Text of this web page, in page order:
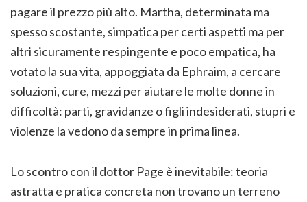
pagare il prezzo più alto. Martha, determinata ma
spesso scostante, simpatica per certi aspetti ma per
altri sicuramente respingente e poco empatica, ha
votato la sua vita, appoggiata da Ephraim, a cercare
soluzioni, cure, mezzi per aiutare le molte donne in
difficoltà: parti, gravidanze o figli indesiderati, stupri e
violenze la vedono da sempre in prima linea.
Lo scontro con il dottor Page è inevitabile: teoria
astratta e pratica concreta non trovano un terreno